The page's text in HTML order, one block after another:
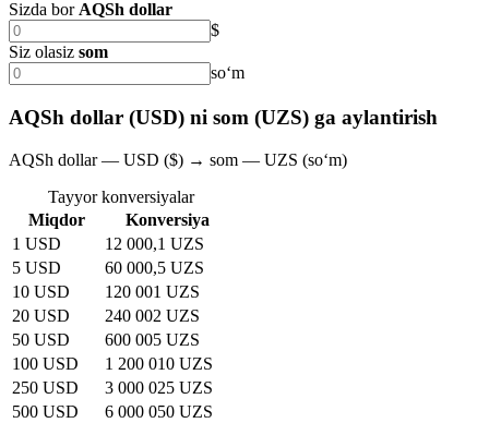
Sizda bor AQSh dollar
$
Siz olasiz som
soʻm
AQSh dollar (USD) ni som (UZS) ga aylantirish
AQSh dollar — USD ($) → som — UZS (soʻm)
Tayyor konversiyalar
Miqdor
Konversiya
1 USD
12 000,1 UZS
5 USD
60 000,5 UZS
10 USD
120 001 UZS
20 USD
240 002 UZS
50 USD
600 005 UZS
100 USD
1 200 010 UZS
250 USD
3 000 025 UZS
500 USD
6 000 050 UZS